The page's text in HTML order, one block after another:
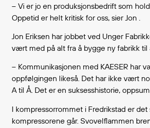
– Vi er jo en produksjonsbedrift som
Oppetid er helt kritisk for oss, sier Jon .
Jon Eriksen har jobbet ved Unger
vært med på alt fra å bygge ny fabrikk til
– Kommunikasjonen med KAESER har
oppfølgingen likeså. Det har ikke vært
A til Å. Det er en suksesshistorie,
I kompressorrommet i Fredrikstad er det
kompressorene går. Svovelflammen